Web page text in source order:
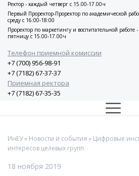
Ректор - каждый четверг с 15.00-17.00ч
Первый Проректор-Проректор по академической
среду с 16:00-18:00
Проректор по маркетингу и воспитательной работе
пятницу с 15.00-17.00ч
Телефон приемной комиссии
+7 (700) 956-98-91
+7 (7182) 67-37-37
Приемная ректора
+7 (7182) 67-35-35
ИнЕУ» Новости и события » Цифровые
интересов целевых групп
18 ноября 2019